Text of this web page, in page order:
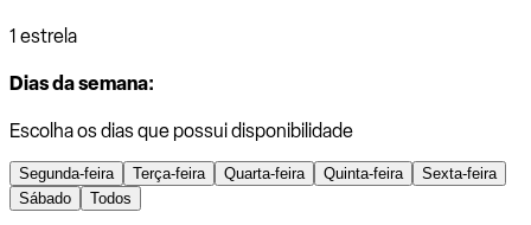
1 estrela
Dias da semana:
Escolha os dias que possui disponibilidade
Segunda-feira Terça-feira Quarta-feira Quinta-feira
Sexta-feira
Sábado
Todos